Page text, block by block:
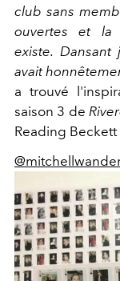
club sans
ouvertes et
existe.
avait
a trouvé
saison 3 de
Reading